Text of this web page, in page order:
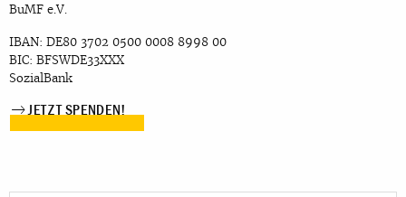
BuMF e.V.
IBAN: DE80 3702 0500 0008 8998 00
BIC: BFSWDE33XXX
SozialBank
JETZT SPENDEN!